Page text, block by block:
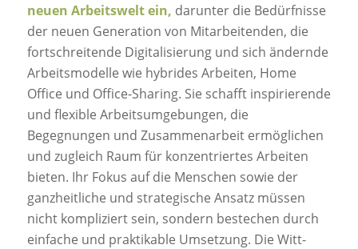
neuen Arbeitswelt ein, darunter die Bedürfnisse
der neuen Generation von Mitarbeitenden, die
fortschreitende Digitalisierung und sich ändernde
Arbeitsmodelle wie hybrides Arbeiten, Home
Office und Office-Sharing. Sie schafft inspirierende
und flexible Arbeitsumgebungen, die
Begegnungen und Zusammenarbeit ermöglichen
und zugleich Raum für konzentriertes Arbeiten
bieten. Ihr Fokus auf die Menschen sowie der
ganzheitliche und strategische Ansatz müssen
nicht kompliziert sein, sondern bestechen durch
einfache und praktikable Umsetzung. Die Witt-